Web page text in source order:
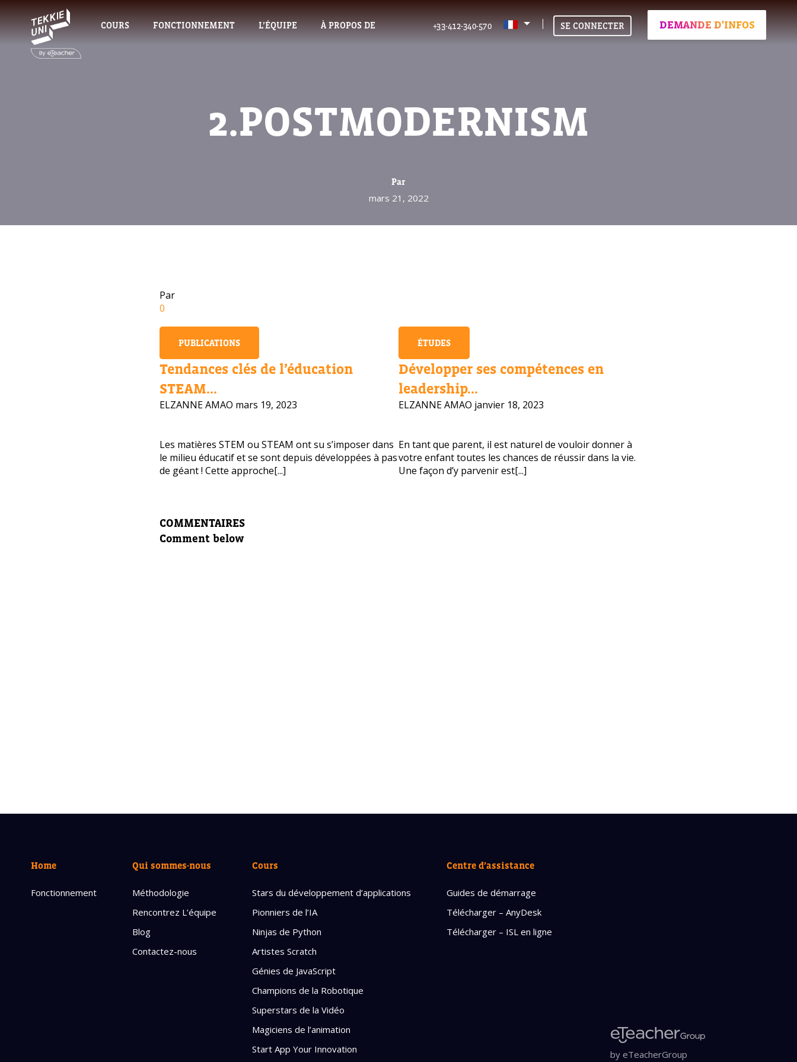
COURS FONCTIONNEMENT L’ÉQUIPE À PROPOS DE DEMANDE D'INFOS
+33-412-340-570 SE CONNECTER
2.POSTMODERNISM
Par
mars 21, 2022
Par
0
PUBLICATIONS
Tendances clés de l’éducation
STEAM...
ELZANNE AMAO mars 19, 2023
Les matières STEM ou STEAM ont su s’imposer dans
le milieu éducatif et se sont depuis développées à pas
de géant ! Cette approche[...]
ÉTUDES
Développer ses compétences en
leadership...
ELZANNE AMAO janvier 18, 2023
En tant que parent, il est naturel de vouloir donner à
votre enfant toutes les chances de réussir dans la vie.
Une façon d’y parvenir est[...]
COMMENTAIRES
Comment below
Home
Fonctionnement
Qui sommes-nous
Méthodologie
Rencontrez L’équipe
Blog
Contactez-nous
Cours
Stars du développement d’applications
Pionniers de l’IA
Ninjas de Python
Artistes Scratch
Génies de JavaScript
Champions de la Robotique
Superstars de la Vidéo
Magiciens de l’animation
Start App Your Innovation
Centre d’assistance
Guides de démarrage
Télécharger – AnyDesk
Télécharger – ISL en ligne
by eTeacherGroup
Laissez vos coordonnées et nous vous contacterons sous peu.